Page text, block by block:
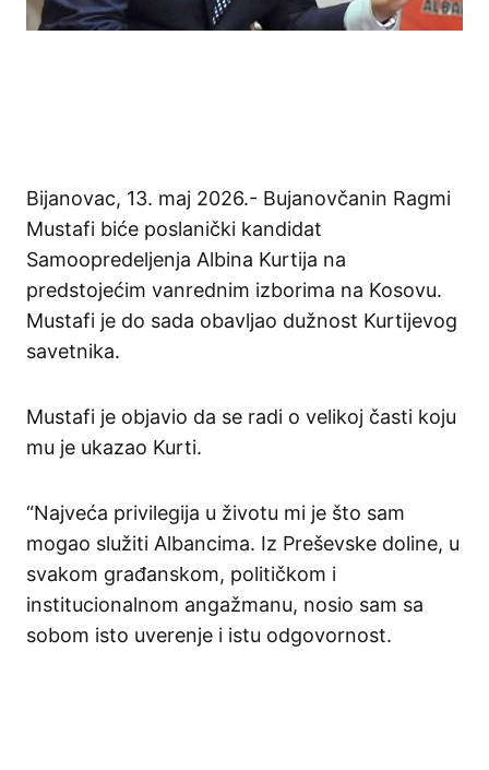
Bijanovac, 13. maj 2026.- Bujanovčanin Ragmi
Mustafi biće poslanički kandidat
Samoopredeljenja Albina Kurtija na
predstojećim vanrednim izborima na Kosovu.
Mustafi je do sada obavljao dužnost Kurtijevog
savetnika.
Mustafi je objavio da se radi o velikoj časti koju
mu je ukazao Kurti.
“Najveća privilegija u životu mi je što sam
mogao služiti Albancima. Iz Preševske doline, u
svakom građanskom, političkom i
institucionalnom angažmanu, nosio sam sa
sobom isto uverenje i istu odgovornost.